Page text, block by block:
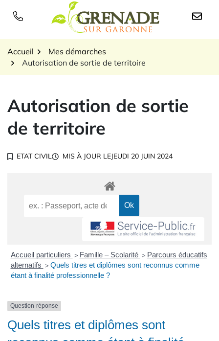
Logo Grenade sur
Accueil
Mes démarches
Autorisation de sortie de territoire
Autorisation de sortie
de territoire
ETAT CIVIL MIS À JOUR LEJEUDI 20 JUIN 2024
Accueil particuliers > Famille – Scolarité > Parcours éducatifs
alternatifs > Quels titres et diplômes sont reconnus comme
étant à finalité professionnelle ?
Question-réponse
Quels titres et diplômes sont